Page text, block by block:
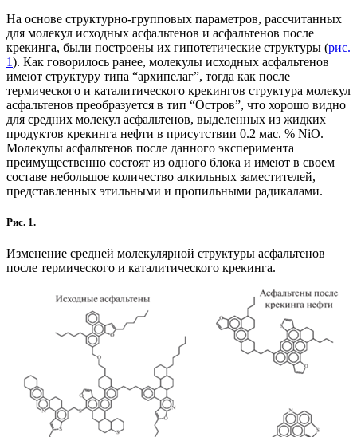
На основе структурно-групповых параметров, рассчитанных
для молекул исходных асфальтенов и асфальтенов после
крекинга, были построены их гипотетические структуры (рис.
1). Как говорилось ранее, молекулы исходных асфальтенов
имеют структуру типа “архипелаг”, тогда как после
термического и каталитического крекингов структура молекул
асфальтенов преобразуется в тип “Остров”, что хорошо видно
для средних молекул асфальтенов, выделенных из жидких
продуктов крекинга нефти в присутствии 0.2 мас. % NiO.
Молекулы асфальтенов после данного эксперимента
преимущественно состоят из одного блока и имеют в своем
составе небольшое количество алкильных заместителей,
представленных этильными и пропильными радикалами.
Рис. 1.
Изменение средней молекулярной структуры асфальтенов
после термического и каталитического крекинга.